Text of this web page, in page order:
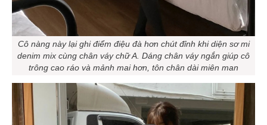
Cô nàng này lại ghi điểm điệu đà hơn chút đỉnh khi diện sơ mi
denim mix cùng chân váy chữ A. Dáng chân váy ngắn giúp cô
trông cao ráo và mảnh mai hơn, tôn chân dài miên man